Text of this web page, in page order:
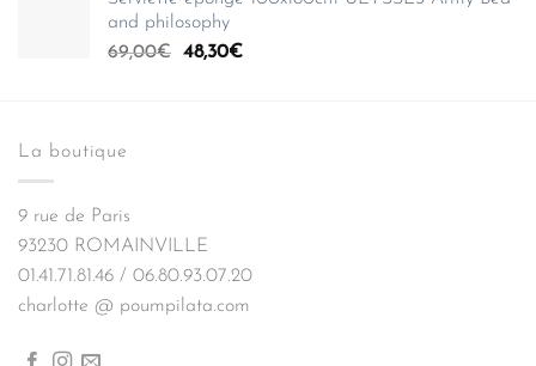
and philosophy
69,00€
Le
48,30€Le
La boutique
9 rue de Paris
93230 ROMAINVILLE
01.41.71.81.46 / 06.80.93.07.20
charlotte @ poumpilata.com